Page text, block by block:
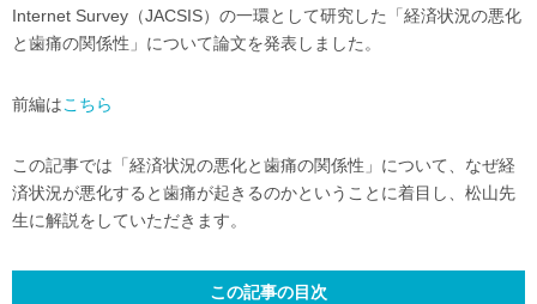
Internet Survey（JACSIS）の一環として研究した「経済状況の悪化
と歯痛の関係性」について論文を発表しました。
前編はこちら
この記事では「経済状況の悪化と歯痛の関係性」について、なぜ経
済状況が悪化すると歯痛が起きるのかということに着目し、松山先
生に解説をしていただきます。
この記事の目次